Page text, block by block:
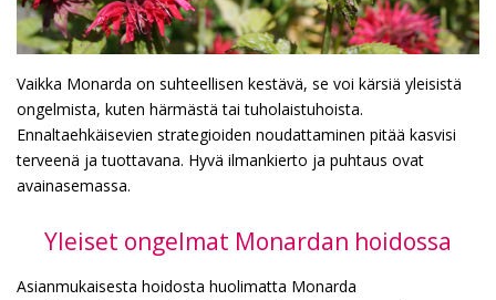
Vaikka Monarda on suhteellisen kestävä, se voi kärsiä yleisistä
ongelmista, kuten härmästä tai tuholaistuhoista.
Ennaltaehkäisevien strategioiden noudattaminen pitää kasvisi
terveenä ja tuottavana. Hyvä ilmankierto ja puhtaus ovat
avainasemassa.
Yleiset ongelmat Monardan hoidossa
Asianmukaisesta hoidosta huolimatta Monarda